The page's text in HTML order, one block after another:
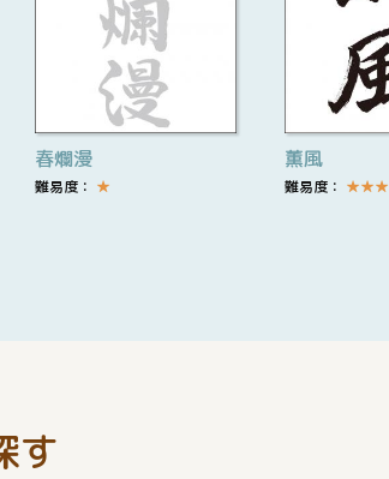
春爛漫
難易度： ★
薫風
難易度： ★★★
す